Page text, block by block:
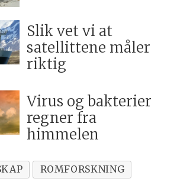
Slik vet vi at
satellittene måler
riktig
Virus og bakterier
regner fra
himmelen
ROMFORSKNING